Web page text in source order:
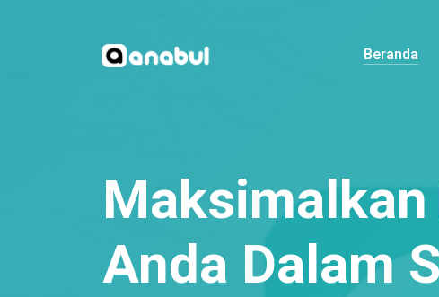
Beranda
Anda Dalam